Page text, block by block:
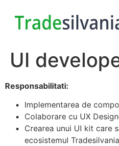
UI
Responsabilitati:
Implementarea de
Colaborare cu UX
Crearea unui UI kit care
ecosistemul Tradesilvania